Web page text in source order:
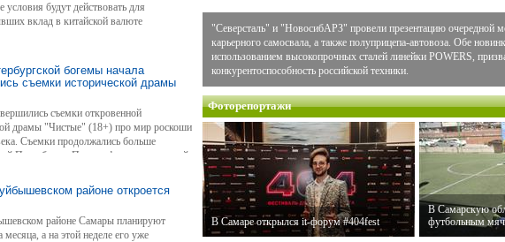
будут действовать для
вклад в китайской валюте
богемы начала
съемки исторической драмы
съемки откровенной
драмы "Чистые" (18+) про мир роскоши
Съемки продолжались больше
Петербурга, Петергофа и окрестностей.
Бондарчук, Виктория Исакова, Никита
состоится эксклюзивно в онлайн-
и НМГ) в этом году.
районе откроется
районе Самары планируют
а на этой неделе его уже
"Северсталь" и "НовосибАРЗ" провели презентацию очередной
карьерного самосвала, а также полуприцепа-автовоза. Обе
использованием высокопрочных сталей линейки POWERS,
конкурентоспособность российской техники.
Фоторепортажи
В Самаре открылся it-форум #404fest
В Самарскую
футбольным